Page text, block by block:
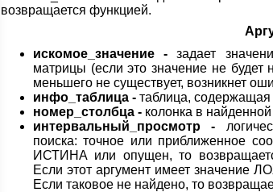
возвращается функцией.
искомое_значение - задает
матрицы (если это значение не
меньшего не существует, возникнет
инфо_таблица - таблица,
номер_столбца - колонка в
интервальный_просмотр -
поиска: точное или приближенное
ИСТИНА или опущен, то
Если этот аргумент имеет значение
Если таковое не найдено, то